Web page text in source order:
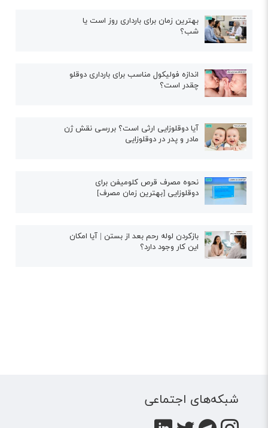
بهترین زمان برای بارداری روز است یا
شب؟
اندازه فولیکول مناسب برای بارداری دوقلو
چقدر است؟
آیا دوقلوزایی ارثی است؟ بررسی نقش ژن
مادر و پدر در دوقلوزایی
نحوه مصرف قرص کلومیفن برای
دوقلوزایی [بهترین زمان مصرف]
بازکردن لوله رحم بعد از بستن | آیا امکان
این کار وجود دارد؟
شبکه‌های اجتماعی